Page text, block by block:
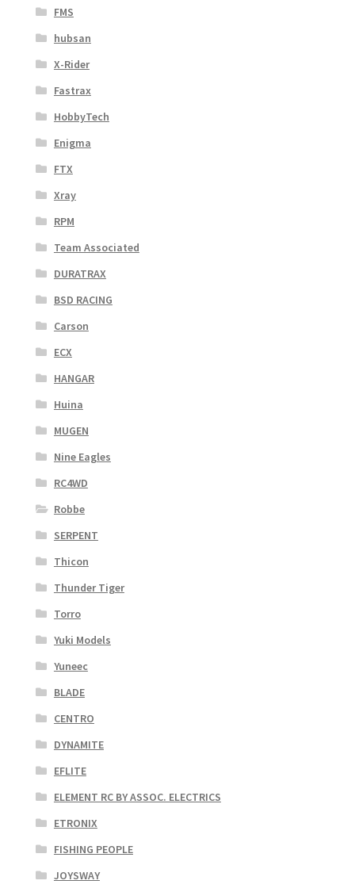
FMS
hubsan
X-Rider
Fastrax
HobbyTech
Enigma
FTX
Xray
RPM
Team Associated
DURATRAX
BSD RACING
Carson
ECX
HANGAR
Huina
MUGEN
Nine Eagles
RC4WD
Robbe
SERPENT
Thicon
Thunder Tiger
Torro
Yuki Models
Yuneec
BLADE
CENTRO
DYNAMITE
EFLITE
ELEMENT RC BY ASSOC. ELECTRICS
ETRONIX
FISHING PEOPLE
JOYSWAY